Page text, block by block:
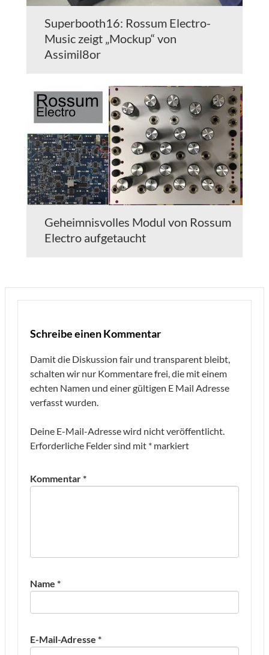
Superbooth16: Rossum Electro-
Music zeigt „Mockup“ von
Assimil8or
Geheimnisvolles Modul von Rossum
Electro aufgetaucht
Schreibe einen Kommentar
Damit die Diskussion fair und transparent bleibt,
schalten wir nur Kommentare frei, die mit einem
echten Namen und einer gültigen E Mail Adresse
verfasst wurden.
Deine E-Mail-Adresse wird nicht veröffentlicht.
Erforderliche Felder sind mit * markiert
Kommentar*
Name *
E-Mail-Adresse *